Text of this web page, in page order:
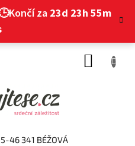
za23d 23h 55m
46 341 BÉŽOVÁ